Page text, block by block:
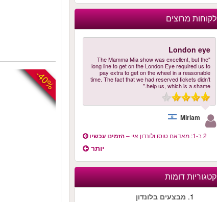
לקוחות מרוצים
London eye
"The Mamma Mia show was excellent, but the
long line to get on the London Eye required us to
pay extra to get on the wheel in a reasonable
time. The fact that we had reserved tickets didn't
help us, which is a shame."
Miriam
2 ב-1: מאדאם טוסו ולונדון איי –הזמינו עכשיו
יותר
קטגוריות דומות
1. מבצעים בלונדון
-40%